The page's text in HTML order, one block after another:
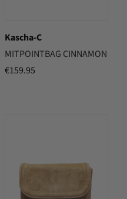
Kascha-C
MITPOINTBAG CINNAMON
€159.95